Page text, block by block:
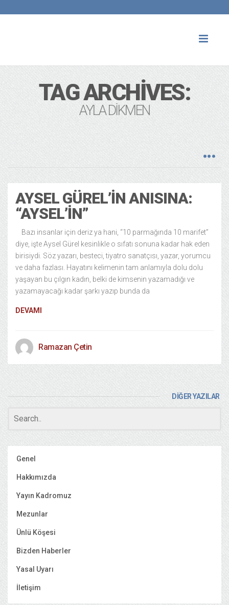
TAG ARCHIVES:
AYLA DIKMEN
AYSEL GÜREL’IN ANISINA:
“AYSEL’IN”
Bazı insanlar için deriz ya hani, “10 parmağında 10 marifet”
diye, işte Aysel Gürel kesinlikle o sıfatı sonuna kadar hak eden
birisiydi. Söz yazarı, besteci, tiyatro sanatçısı, yazar, yorumcu
ve daha fazlası. Hayatını kelimenin tam anlamıyla dolu dolu
yaşayan bu çılgın kadın, belki de kimsenin yazamadığı ve
yazamayacağı kadar şarkı yazıp bunda da
DEVAMI
Ramazan Çetin
DİĞER YAZILAR
Genel
Hakkımızda
Yayın Kadromuz
Mezunlar
Ünlü Köşesi
Bizden Haberler
Yasal Uyarı
İletişim